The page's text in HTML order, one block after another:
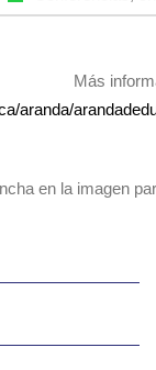
Más
aranda/
en la imagen